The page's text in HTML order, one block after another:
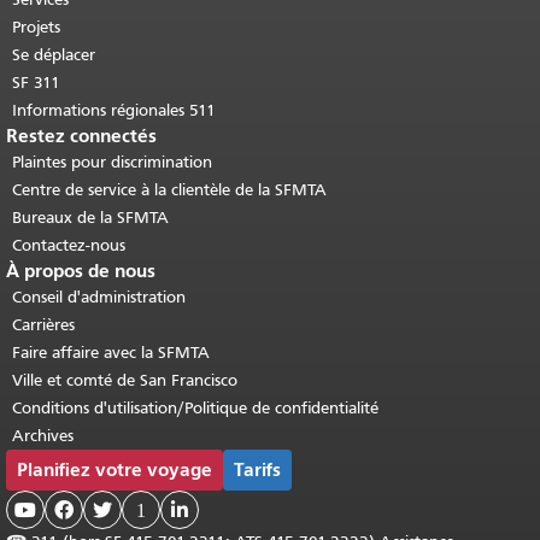
Projets
Se déplacer
SF 311
Informations régionales 511
Restez connectés
Plaintes pour discrimination
Centre de service à la clientèle de la SFMTA
Bureaux de la SFMTA
Contactez-nous
À propos de nous
Conseil d'administration
Carrières
Faire affaire avec la SFMTA
Ville et comté de San Francisco
Conditions d'utilisation/Politique de confidentialité
Archives
Planifiez votre voyage Tarifs
   1 